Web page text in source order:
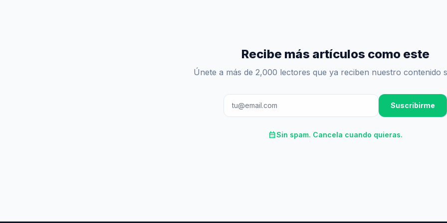
Recibe más artículos como este
Únete a más de 2,000 lectores que ya reciben nuestro contenido
Suscribirme
calendar_monthSin spam. Cancela cuando quieras.